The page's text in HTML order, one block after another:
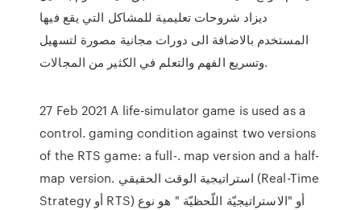
ديزاد شروحات تعليمية للمشاكل التي يقع فيها
المستخدم بالاضافة الى دورات مجانية مصورة لتسهيل
وتسريع الفهم والتعلم في الكثير من المجالات.
27 Feb 2021 A life-simulator game is used as a
control. gaming condition against two versions
of the RTS game: a full-. map version and a half-
map version. استراتيجية الوقت الحقيقي (Real-Time
Strategy أو RTS) أو "الاستراتيجيّة اللّحظيّة " هو نوع